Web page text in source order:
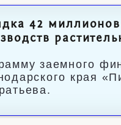
42
заемного
края